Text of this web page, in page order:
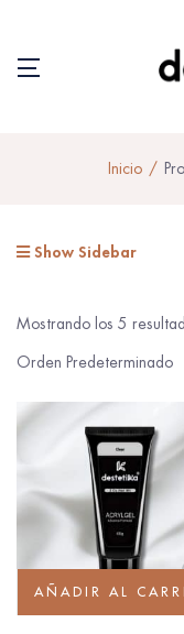
Inicio
Show Sidebar
Mostrando los 5
AÑADIR AL